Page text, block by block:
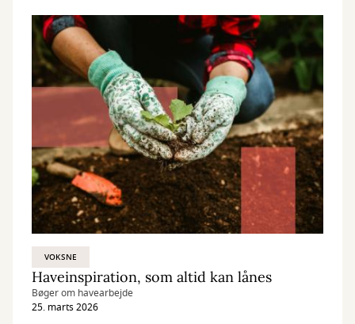
risus.
VOKSNE
Haveinspiration, som altid kan lånes
Bøger om havearbejde
25. marts 2026